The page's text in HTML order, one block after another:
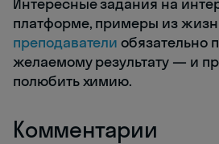
платформе, примеры из
преподаватели обязательно
желаемому результату — и
полюбить химию.
Комментарии